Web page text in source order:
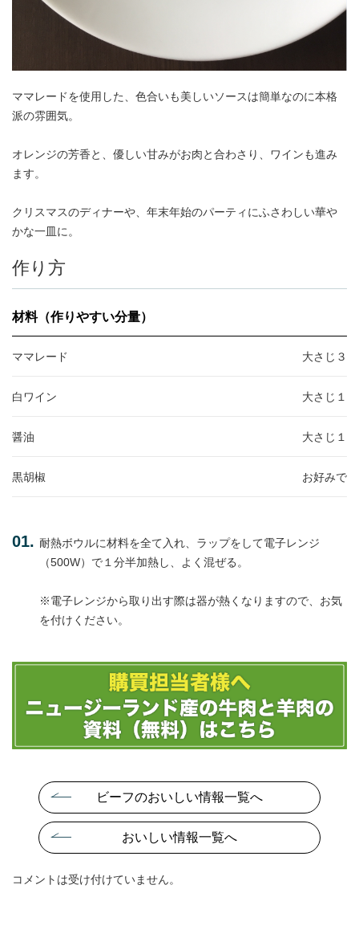
ママレードを使用した、色合いも美しいソースは簡単なのに本格
派の雰囲気。
オレンジの芳香と、優しい甘みがお肉と合わさり、ワインも進み
ます。
クリスマスのディナーや、年末年始のパーティにふさわしい華や
かな一皿に。
作り方
材料（作りやすい分量）
ママレード 大さじ３
白ワイン 大さじ１
醤油 大さじ１
黒胡椒 お好みで
耐熱ボウルに材料を全て入れ、ラップをして電子レンジ
（500W）で１分半加熱し、よく混ぜる。
※電子レンジから取り出す際は器が熱くなりますので、お気
を付けください。
ビーフのおいしい情報一覧へ
おいしい情報一覧へ
コメントは受け付けていません。